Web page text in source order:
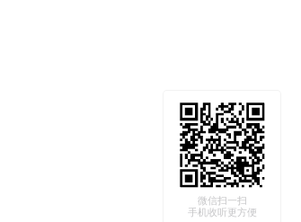
微信扫一扫
手机收听更方便